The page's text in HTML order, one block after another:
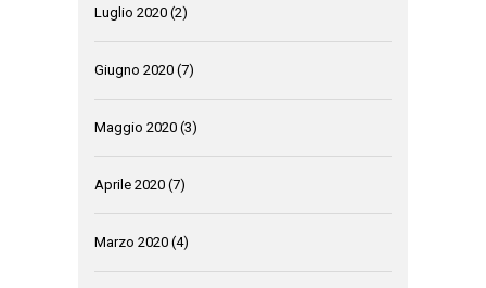
Luglio 2020 (2)
Giugno 2020 (7)
Maggio 2020 (3)
Aprile 2020 (7)
Marzo 2020 (4)